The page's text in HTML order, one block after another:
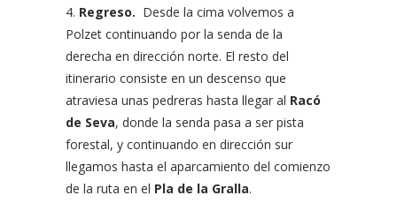
Regreso. Desde la cima volvemos a
Polzet continuando por la senda de la
derecha en dirección norte. El resto del
itinerario consiste en un descenso que
atraviesa unas pedreras hasta llegar al Racó
de Seva, donde la senda pasa a ser pista
forestal, y continuando en dirección sur
llegamos hasta el aparcamiento del comienzo
de la ruta en el Pla de la Gralla.